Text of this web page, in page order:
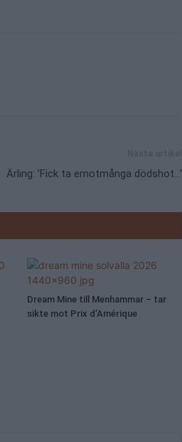
Ärling: ’Fick ta emotmånga dödshot…’
Dream Mine till Menhammar – tar
sikte mot Prix d’Amérique